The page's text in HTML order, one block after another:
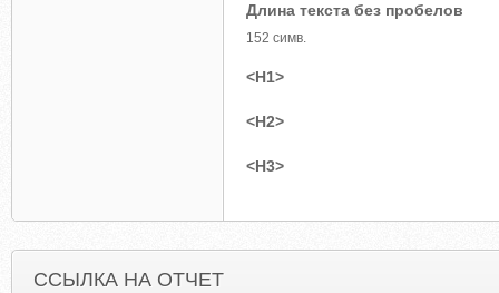
Длина текста без пробелов
152 симв.
<H1>
<H2>
<H3>
ССЫЛКА НА ОТЧЕТ